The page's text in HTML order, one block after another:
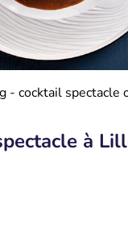
- cocktail spectacle
à